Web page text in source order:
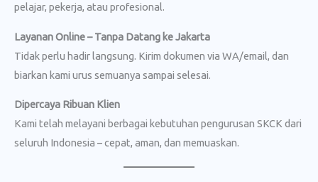
pelajar, pekerja, atau profesional.
Layanan Online – Tanpa Datang ke Jakarta
Tidak perlu hadir langsung. Kirim dokumen via WA/email, dan
biarkan kami urus semuanya sampai selesai.
Dipercaya Ribuan Klien
Kami telah melayani berbagai kebutuhan pengurusan SKCK dari
seluruh Indonesia – cepat, aman, dan memuaskan.